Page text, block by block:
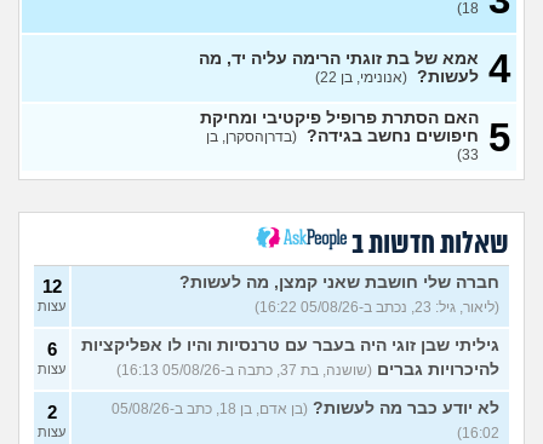
לכם עצות?
האם מה שאני מרגיש זה הגיוני
ותקין?
(לירון, בן 31)
איך להתגבר על רצון לקשר
לפני הזמן?
(אנונימית, בת 21)
הבילויים, זה מוריד לכם?
(לחם ושעשועים, בן 36)
13
כשרבתי עם בת הזוג שלי,
דחפתי אותה מתוך כעס. איך
להתמודד?
(אלכס, שם בדוי, בן
40)
13
עצות
איך להסביר לה שאני רוצה
להיפרד?
(עידן, בן 27)
20
עצות
בעיות ביני לבית הזוג, מה
לעשות?
6
עצות
18)
4 אמא של בת זוגתי הרימה עליה יד, מה
לעשות? (אנונימי, בן 22)
5 האם הסתרת פרופיל פיקטיבי ומחיקת
חיפושים נחשב בגידה? (בדרןהסקרן, בן
33)
שאלות חדשות ב
חברה שלי חושבת שאני קמצן, מה לעשות?
(ליאור, גיל: 23, נכתב ב-05/08/26 16:22)
12
עצות
גיליתי שבן זוגי היה בעבר עם טרנסיות והיו לו אפליקציות
להיכרויות גברים (שושנה, בת 37, כתבה ב-05/08/26 16:13)
6
עצות
לא יודע כבר מה לעשות?
(בן אדם, בן 18, כתב ב-05/08/26
16:02)
2
עצות